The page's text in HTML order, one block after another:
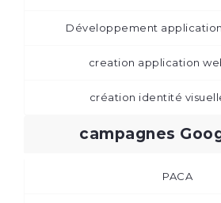
Développement
creation application
création identité
campagnes
PACA